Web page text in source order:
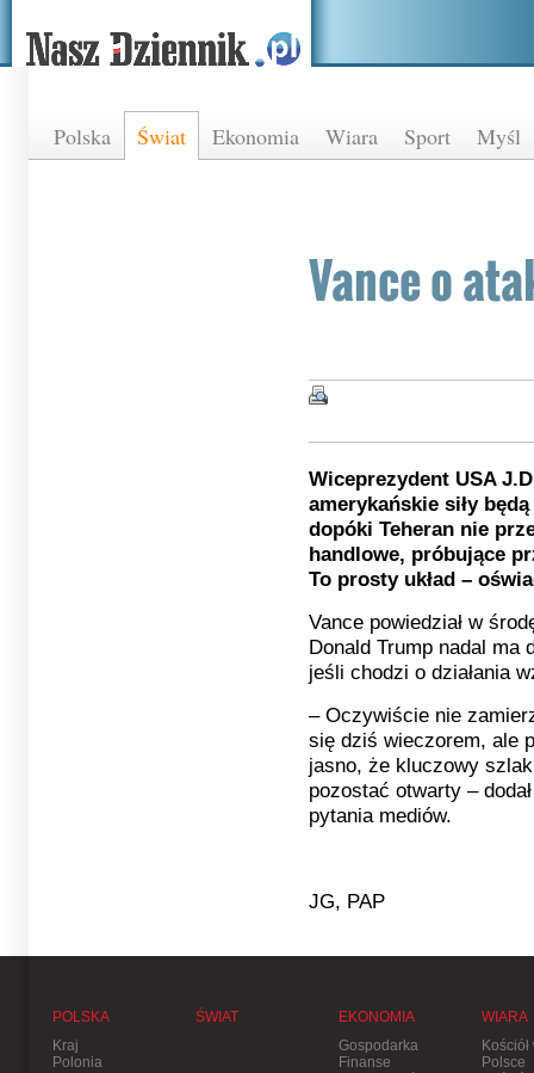
Polska Świat Ekonomia Wiara Sport Myśl
Vance o
Wiceprezydent USA
amerykańskie siły
dopóki Teheran nie
handlowe, próbujące
To prosty układ –
Vance powiedział w
Donald Trump nadal ma
jeśli chodzi o działania
– Oczywiście nie
się dziś wieczorem, ale
jasno, że kluczowy
pozostać otwarty –
pytania mediów.
JG, PAP
POLSKA
Kraj
Polonia
ŚWIAT
EKONOMIA
Gospodarka
Finanse
WIARA
Kościół
Polsce